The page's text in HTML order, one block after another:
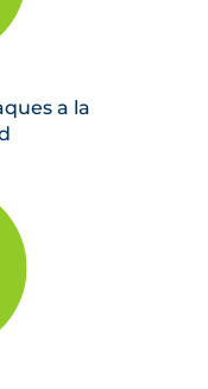
a la